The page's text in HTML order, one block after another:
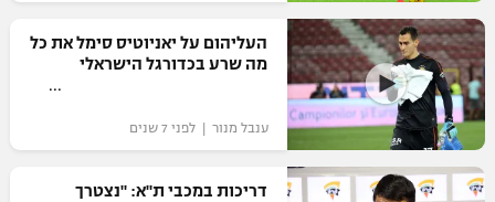
העליהום על יאניוטיס סימל את כל
מה שרע בכדורגל הישראלי
ענבל מנור | לפני 7 שנים
דריכות במכבי ת"א: "נצטרך